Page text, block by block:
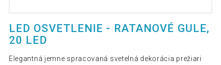
LED OSVETLENIE - RATANOVÉ GULE,
20 LED
Elegantná jemne spracovaná svetelná dekorácia prežiari